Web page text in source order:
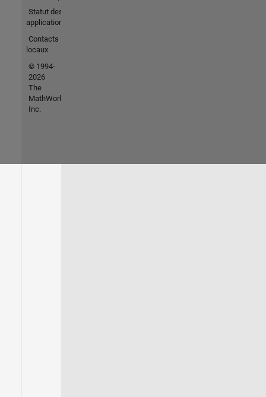
Statut des
applications
Contacts
locaux
© 1994-
2026
The
MathWorks,
Inc.